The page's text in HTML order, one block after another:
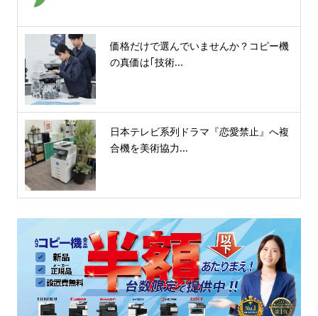
価格だけで選んでいませんか？コピー機
の真価は｢技術...
日本テレビ系列ドラマ『恋愛禁止』へ複
合機を美術協力...